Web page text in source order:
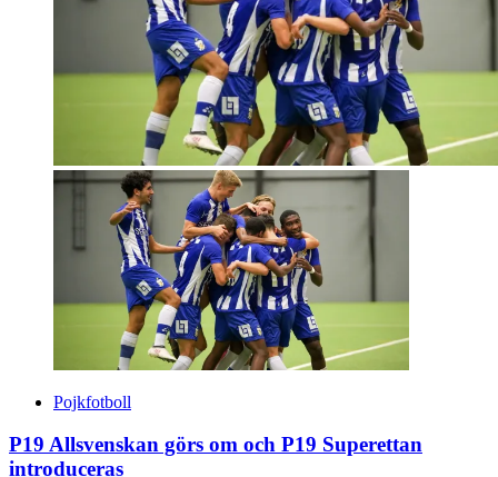
Pojkfotboll
P19 Allsvenskan görs om och P19 Superettan
introduceras